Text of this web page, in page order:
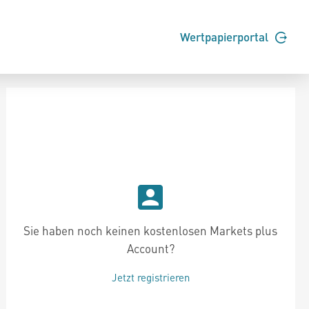
Wertpapierportal
Sie haben noch keinen kostenlosen Markets plus
Account?
Jetzt registrieren